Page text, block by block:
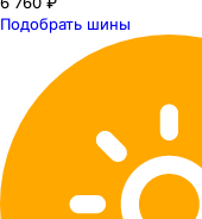
Подобрать шины